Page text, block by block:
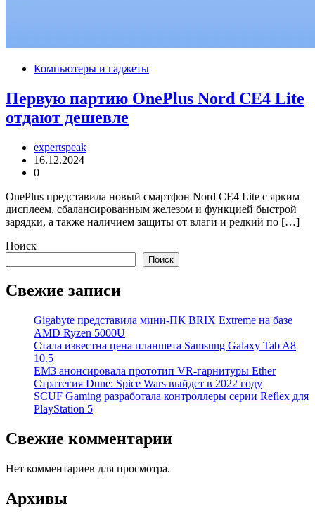
Компьютеры и гаджеты
Первую партию OnePlus Nord CE4 Lite
отдают дешевле
expertspeak
16.12.2024
0
OnePlus представила новый смартфон Nord CE4 Lite с ярким
дисплеем, сбалансированным железом и функцией быстрой
зарядки, а также наличием защиты от влаги и редкий по […]
Поиск
Поиск
Свежие записи
Gigabyte представила мини-ПК BRIX Extreme на базе
AMD Ryzen 5000U
Стала известна цена планшета Samsung Galaxy Tab A8
10.5
EM3 анонсировала прототип VR-гарнитуры Ether
Стратегия Dune: Spice Wars выйдет в 2022 году
SCUF Gaming разработала контроллеры серии Reflex для
PlayStation 5
Свежие комментарии
Нет комментариев для просмотра.
Архивы